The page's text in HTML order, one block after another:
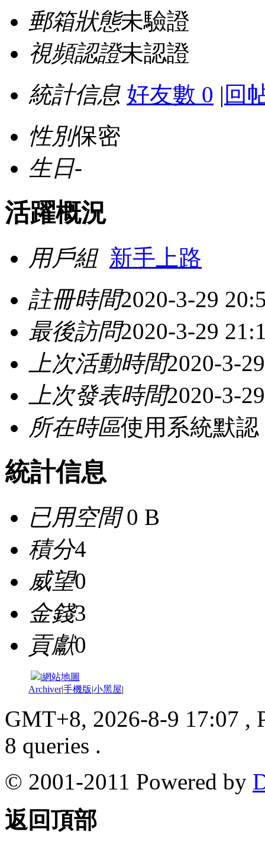
郵箱狀態未驗證
視頻認證未認證
統計信息 好友數 0 | 回
性別保密
生日-
活躍概況
用戶組 新手上路
註冊時間2020-3-29
最後訪問2020-3-29
上次活動時間2020-3-
上次發表時間2020-3-
所在時區使用系統默認
統計信息
已用空間0 B
積分4
威望0
金錢3
貢獻0
|網站地圖
Archiver|手機版|小黑屋|
GMT+8, 2026-8-9 17:07 ,
8 queries .
© 2001-2011 Powered by
返回頂部